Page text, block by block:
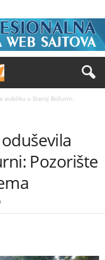
publiku u Staroj Božurni:
Pozorište